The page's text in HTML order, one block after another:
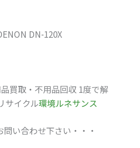
DN-120X
買取・不用品回収 1度で解
サイクル環境ルネサンス
問い合わせ下さい・・・